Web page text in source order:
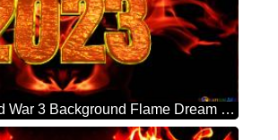
Ww Iii 2023 World War 3 Background Flame Dream Causes Of Fire Background Hd Wallpaper